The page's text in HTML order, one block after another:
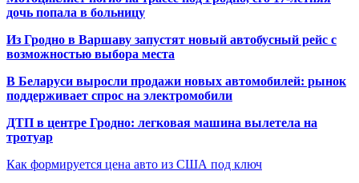
дочь попала в больницу
Из Гродно в Варшаву запустят новый автобусный рейс с
возможностью выбора места
В Беларуси выросли продажи новых автомобилей: рынок
поддерживает спрос на электромобили
ДТП в центре Гродно: легковая машина вылетела на
тротуар
Как формируется цена авто из США под ключ